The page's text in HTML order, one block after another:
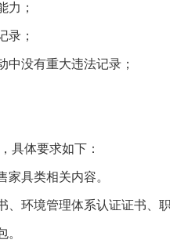
力；
录；
中没有重大违法记录；
具体要求如下：
具类相关内容。
环境管理体系认证证书、
。